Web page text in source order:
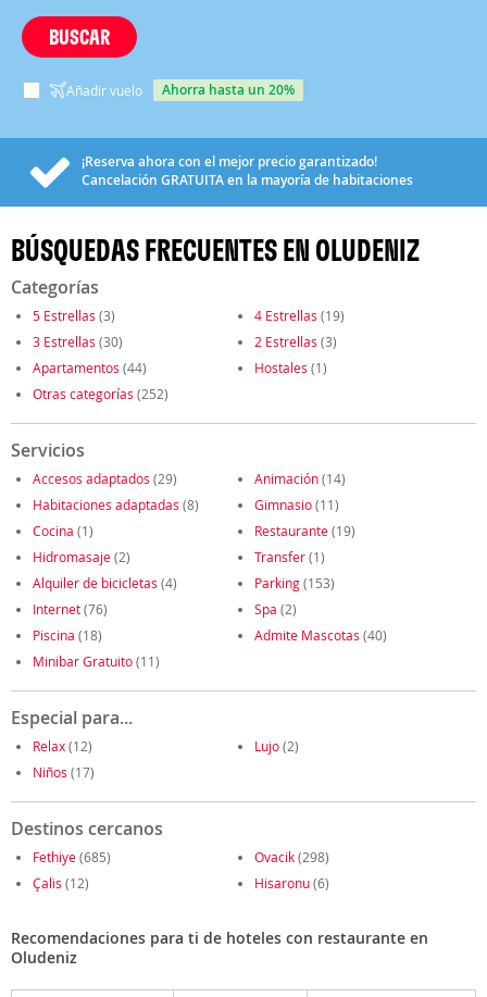
BUSCAR
Añadir vuelo ahorra hasta un 20%
¡Reserva ahora con el mejor precio garantizado!
Cancelación GRATUITAen la mayoría de habitaciones
BÚSQUEDAS FRECUENTES EN OLUDENIZ
Categorías
5 Estrellas (3) 4 Estrellas (19)
3 Estrellas (30) 2 Estrellas (3)
Apartamentos (44) Hostales (1)
Otras categorías (252)
Servicios
Accesos adaptados (29) Animación(14)
Habitaciones adaptadas (8) Gimnasio(11)
Cocina (1) Restaurante(19)
Hidromasaje(2) Transfer(1)
Alquiler de bicicletas (4) Parking(153)
Internet(76) Spa (2)
Piscina (18) Admite Mascotas (40)
Minibar Gratuito(11)
Especial para...
Relax(12) Lujo(2)
Niños (17)
Destinos cercanos
Fethiye(685) Ovacik(298)
Çalis (12) Hisaronu(6)
Recomendaciones para ti de hoteles con restaurante en
Oludeniz